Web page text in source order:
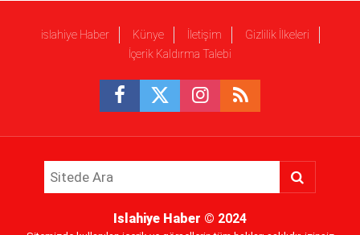
islahiye Haber Künye İletişim
Gizlilik İlkeleri
İçerik Kaldırma Talebi
Islahiye Haber © 2024